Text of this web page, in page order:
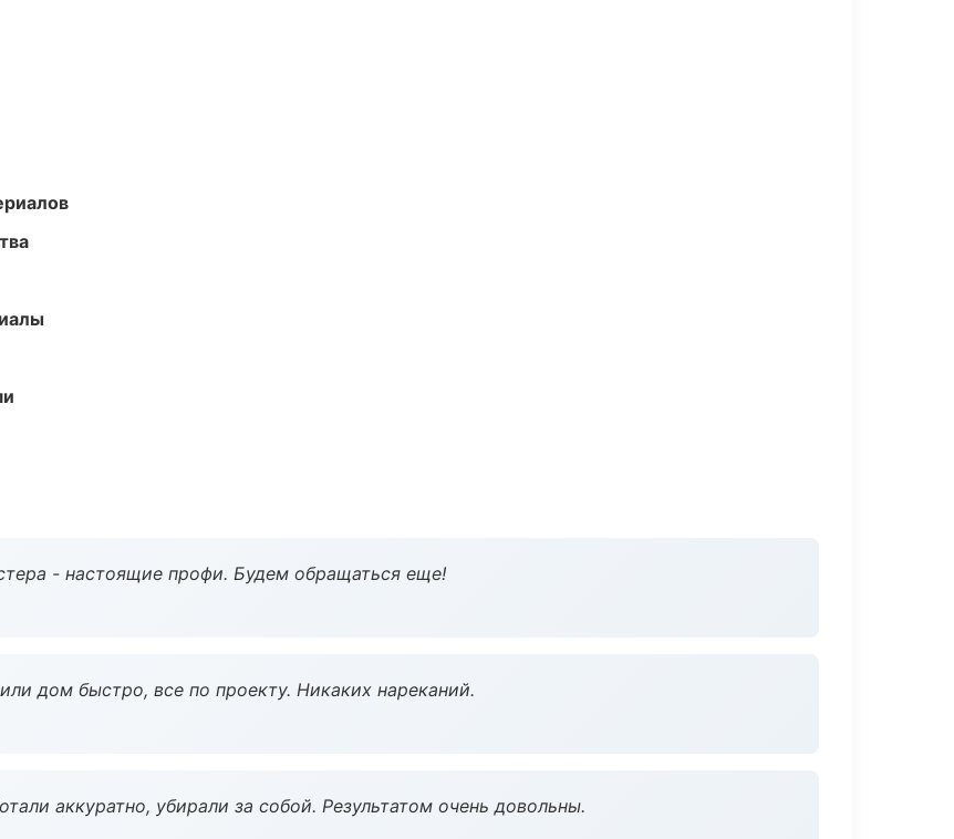
- настоящие профи. Будем обращаться еще!
дом быстро, все по проекту. Никаких нареканий.
аккуратно, убирали за собой. Результатом очень довольны.